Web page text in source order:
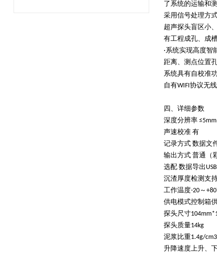
了系统的运输和
采用信号处理方
超声探头盲区小
有工程成孔、成
·系统实现高度智
距离、测点位置
系统具有自校准
自有WIFI协议无
四、详细参数
深度分辨率
声速校准 有
记录方式 数据文
输出方式 普通（
选配 数据导出
沉渣厚度检测支
工作温度-20～
供电模式控制箱
探头尺寸
探头质量14kg
泥浆比重1.4g/cm3
升降速度上升、